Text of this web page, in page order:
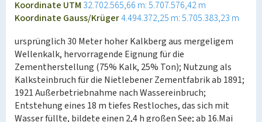
Koordinate UTM 32.702.565,66 m: 5.707.576,42 m
Koordinate Gauss/Krüger4.494.372,25 m: 5.705.383,23 m
ursprünglich 30 Meter hoher Kalkberg aus mergeligem
Wellenkalk, hervorragende Eignung für die
Zementherstellung (75% Kalk, 25% Ton); Nutzung als
Kalksteinbruch für die Nietlebener Zementfabrik ab 1891;
1921 Außerbetriebnahme nach Wassereinbruch;
Entstehung eines 18 m tiefes Restloches, das sich mit
Wasser füllte, bildete einen 2,4 h großen See; ab 16.Mai